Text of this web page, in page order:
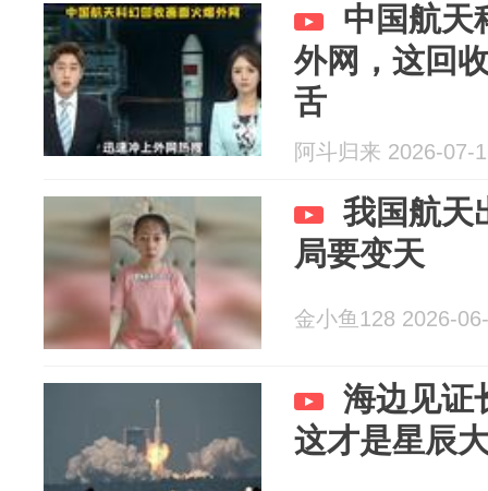
中国航天
外网，这回
舌
阿斗归来 2026-07-
我国航天
局要变天
金小鱼128 2026-
海边见证
这才是星辰